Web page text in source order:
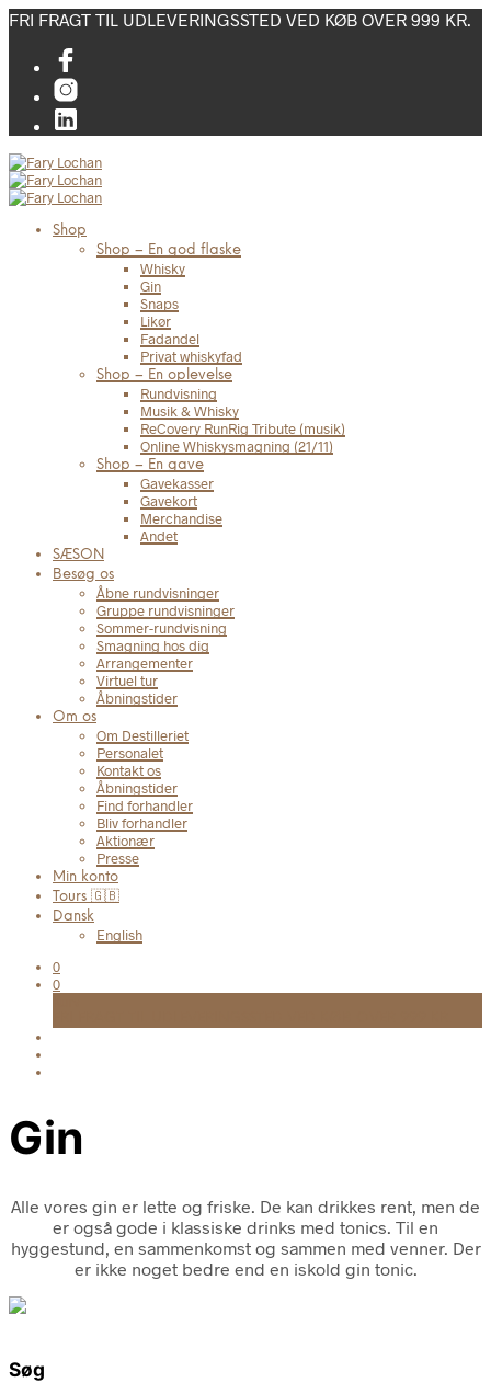
FRI FRAGT TIL UDLEVERINGSSTED VED KØB OVER 999 KR.
Shop
Shop – En god flaske
Whisky
Gin
Snaps
Likør
Fadandel
Privat whiskyfad
Shop – En oplevelse
Rundvisning
Musik & Whisky
ReCovery RunRig Tribute (musik)
Online Whiskysmagning (21/11)
Shop – En gave
Gavekasser
Gavekort
Merchandise
Andet
SÆSON
Besøg os
Åbne rundvisninger
Gruppe rundvisninger
Sommer-rundvisning
Smagning hos dig
Arrangementer
Virtuel tur
Åbningstider
Om os
Om Destilleriet
Personalet
Kontakt os
Åbningstider
Find forhandler
Bliv forhandler
Aktionær
Presse
Min konto
Tours 🇬🇧
Dansk
English
0
0
Gin
Alle vores gin er lette og friske. De kan drikkes rent, men de
er også gode i klassiske drinks med tonics. Til en
hyggestund, en sammenkomst og sammen med venner. Der
er ikke noget bedre end en iskold gin tonic.
Søg